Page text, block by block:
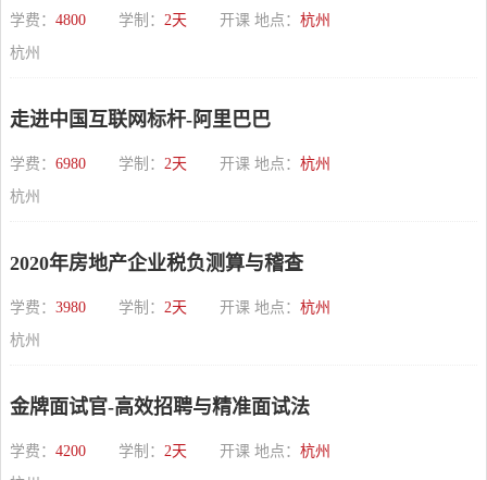
学费： 4800 学制： 2天 开课 地点： 杭州
杭州
走进中国互联网标杆-阿里巴巴
学费： 6980 学制： 2天 开课 地点： 杭州
杭州
2020年房地产企业税负测算与稽查
学费： 3980 学制： 2天 开课 地点： 杭州
杭州
金牌面试官-高效招聘与精准面试法
学费： 4200 学制： 2天 开课 地点： 杭州